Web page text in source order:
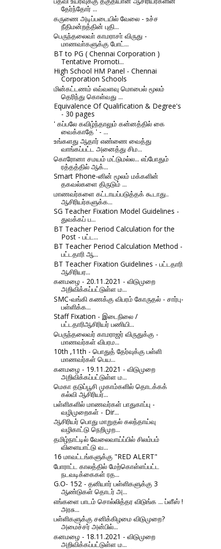
தேர்ந்தோர் ...
கருணை அடிப்படையில் வேலை - உச்ச
நீதிமன்றத்தின் புதி...
பெருந்தலைவா் காமராசா் விருது -
மாணவா்களுக்கு போட்...
BT to PG ( Chennai Corporation )
Tentative Promoti...
High School HM Panel - Chennai
Corporation Schools
மின்கட்டணம் எவ்வளவு மொபைல் மூலம்
தெரிந்து கொள்வது ...
Equivalence Of Qualification & Degree's
- 30 pages
' கப்பலே கவிழ்ந்தாலும் கன்னத்தில் கை
வைக்காதே ' - ...
உங்களது ஆதார் எண்ணை வைத்து
வாங்கப்பட்ட அனைத்து சிம...
கொரோனா சமயம் மட்டுமல்ல... எப்போதும்
ரத்தத்தில் ஆக்...
Smart Phone-னின் மூலம் மக்களின்
தகவல்களை திருடும் ...
மாணவர்களை கட்டாயப்படுத்தக் கூடாது..
ஆசிரியர்களுக்க...
SG Teacher Fixation Model Guidelines -
துவக்கப் ப...
BT Teacher Period Calculation for the
Post - பட்ட...
BT Teacher Period Calculation Method -
பட்டதாரி ஆ...
BT Teacher Fixation Guidelines - பட்டதாரி
ஆசிரியர...
கனமழை - 20.11.2021 - விடுமுறை
அறிவிக்கப்பட்டுள்ள ம...
SMC-வங்கி கணக்கு விபரம் கோருதல் - சார்பு-
பள்ளிக்க...
Staff Fixation - இடைநிலை /
பட்டதாரிஆசிரியர் பணியி...
பெருந்தலைவர் காமராஜர் விருதுக்கு -
மாணவர்கள் விபரம...
10th ,11th - பொதுத் தேர்வுக்கு பள்ளி
மாணவர்கள் பெய...
கனமழை - 19.11.2021 - விடுமுறை
அறிவிக்கப்பட்டுள்ள ம...
மெகா தடுப்பூசி முகாம்களில் தொடக்கக்
கல்வி ஆசிரியர்...
பள்ளிகளில் மாணவர்கள் பாதுகாப்பு -
வழிமுறைகள் - Dir...
ஆசிரியர் பொது மாறுதல் கலந்தாய்வு
வழிகாட்டு நெறிமுற...
தமிழ்நாட்டில் வேலைவாய்ப்பில் சிலம்பம்
விளையாட்டு வ...
16 மாவட்டங்களுக்கு "RED ALERT"
போராட்ட காலத்தில் மேற்கொள்ளப்பட்ட
நடவடிக்கைகள் ரத...
G.O- 152 - தனியார் பள்ளிகளுக்கு 3
ஆண்டுகள் தொடர் அ...
எங்களை பாடம் சொல்லித்தர விடுங்க ... ப்ளீஸ் !
அரசு...
பள்ளிகளுக்கு சனிக்கிழமை விடுமுறை?
அமைச்சர் அன்பில்...
கனமழை - 18.11.2021 - விடுமுறை
அறிவிக்கப்பட்டுள்ள ம...